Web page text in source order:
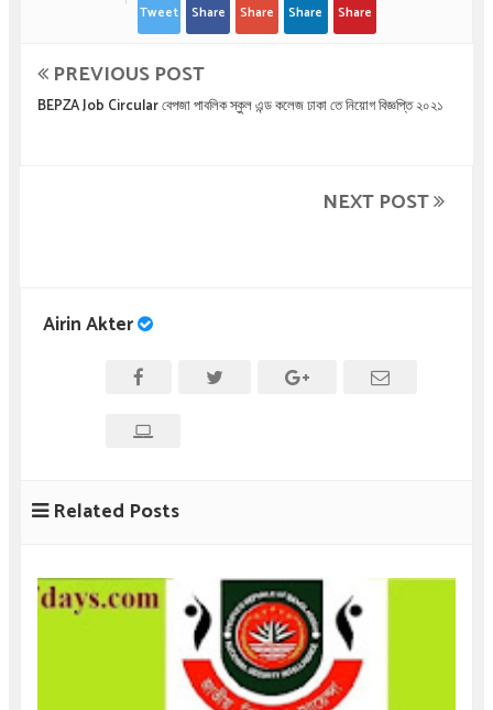
Tweet Share Share Share Share
PREVIOUS POST
BEPZA Job Circular বেপজা পাবলিক স্কুল এন্ড কলেজ ঢাকা তে নিয়োগ বিজ্ঞপ্তি ২০২১
NEXT POST
Airin Akter
Related Posts